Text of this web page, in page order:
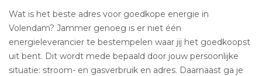
Wat is het beste adres voor goedkope energie in
Volendam? Jammer genoeg is er niet één
energieleverancier te bestempelen waar jij het goedkoopst
uit bent. Dit wordt mede bepaald door jouw persoonlijke
situatie: stroom- en gasverbruik en adres. Daarnaast ga je